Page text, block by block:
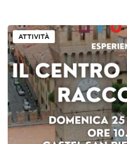
ATTIVITÀ